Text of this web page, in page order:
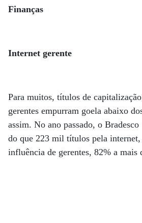
Finanças
Internet gerente
Para muitos, títulos de
gerentes empurram goela abaixo
assim. No ano passado, o
do que 223 mil títulos pela internet,
influência de gerentes, 82% a mais